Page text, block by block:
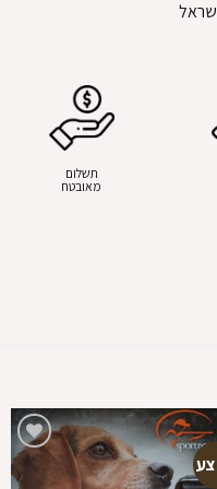
תשלום
מאובטח